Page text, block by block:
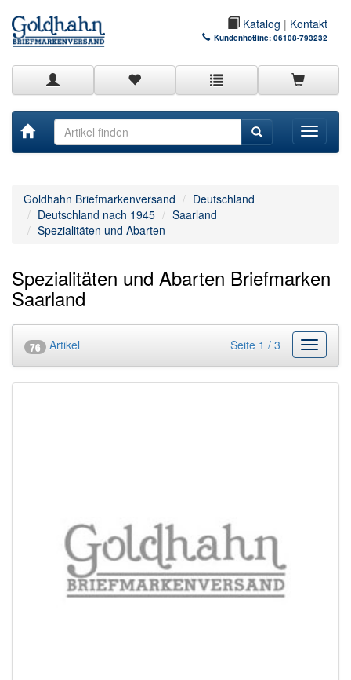
Katalog | Kontakt
Kundenhotline: 06108-793232
Toggle
Goldhahn Briefmarkenversand
Deutschland
Deutschland nach 1945
Saarland
Spezialitäten und Abarten
Spezialitäten und Abarten Briefmarken
Saarland
Seite 1 / 3
76 Artikel